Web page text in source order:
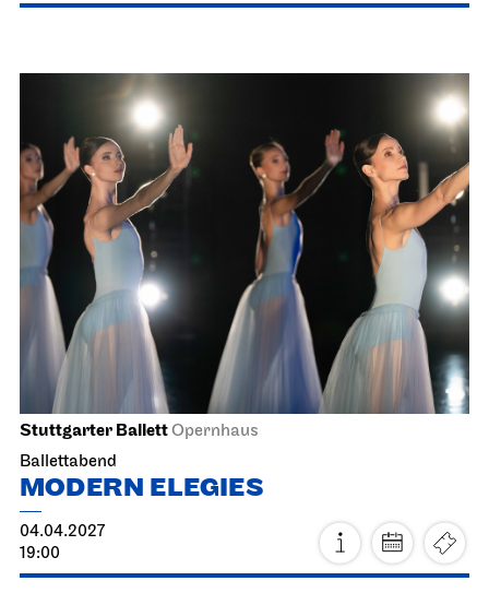
Staatsoper Stuttgart
La Cenerentola
13.04.2027
19:00 - 22:30
Mi, 14.04.2027